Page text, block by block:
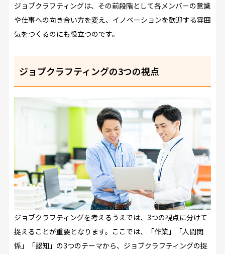
ジョブクラフティングは、その前段階として各メンバーの意識
や仕事への向き合い方を変え、イノベーションを歓迎する雰囲
気をつくるのにも役立つのです。
ジョブクラフティングの3つの視点
ジョブクラフティングを考えるうえでは、3つの視点に分けて
捉えることが重要となります。ここでは、「作業」「人間関
係」「認知」の3つのテーマから、ジョブクラフティングの捉